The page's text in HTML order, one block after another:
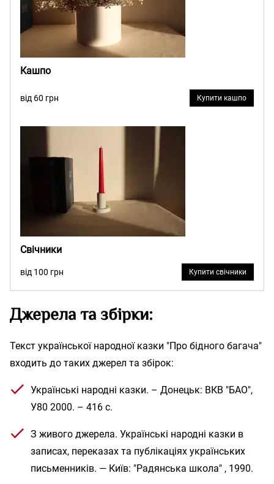
Кашпо
від 60 грн Купити кашпо
Свічники
від 100 грн Купити свічники
Джерела та збірки:
Текст української народної казки "Про бідного багача"
входить до таких джерел та збірок:
Українські народні казки. – Донецьк: ВКВ "БАО",
У80 2000. – 416 с.
З живого джерела. Українські народні казки в
записах, переказах та публікаціях українських
письменників. — Київ: "Радянська школа" , 1990.